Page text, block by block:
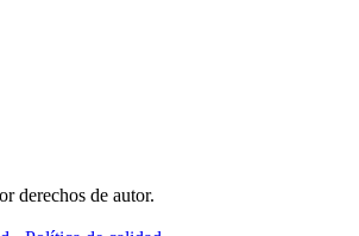
derechos de autor.